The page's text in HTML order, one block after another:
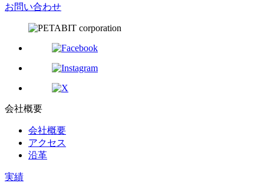
お問い合わせ
会社概要
会社概要
アクセス
沿革
実績